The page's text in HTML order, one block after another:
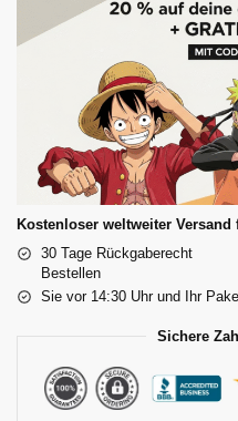
Kostenloser weltweiter Versand
30 Tage Rückgaberecht
Bestellen
Sie vor 14:30 Uhr und Ihr
Sichere